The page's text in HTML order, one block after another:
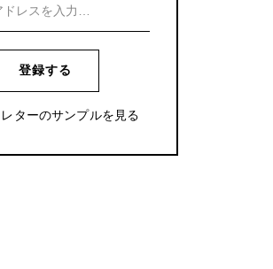
登録する
ターのサンプルを見る